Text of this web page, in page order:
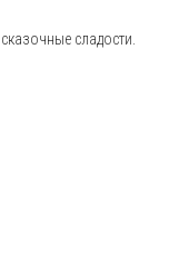
сладости.